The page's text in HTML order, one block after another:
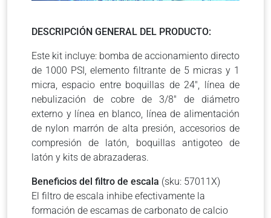
DESCRIPCIÓN GENERAL DEL PRODUCTO:
Este kit incluye: bomba de accionamiento directo
de 1000 PSI, elemento filtrante de 5 micras y 1
micra, espacio entre boquillas de 24″, línea de
nebulización de cobre de 3/8″ de diámetro
externo y línea en blanco, línea de alimentación
de nylon marrón de alta presión, accesorios de
compresión de latón, boquillas antigoteo de
latón y kits de abrazaderas.
Beneficios del filtro de escala (sku: 57011X)
El filtro de escala inhibe efectivamente la
formación de escamas de carbonato de calcio